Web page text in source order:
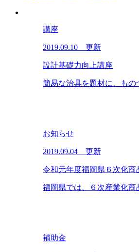
講座
2019.09.10 更新
設計基礎力向上講座
簡易な治具を題材に、も
お知らせ
2019.09.04 更新
令和元年度福岡県６次化商
福岡県では、６次産業化
補助金